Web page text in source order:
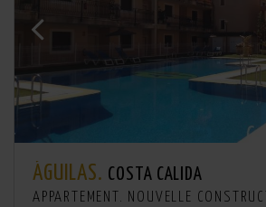
ÁGUILAS. COSTA CALIDA
APPARTEMENT. NOUVELLE